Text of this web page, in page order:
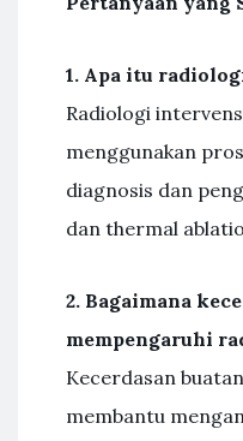
1. Apa itu
Radiologi
menggunakan
diagnosis dan
dan thermal
2. Bagaimana
mempengaruhi
Kecerdasan
membantu